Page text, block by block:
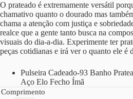
O prateado é extremamente versátil
chamativo quanto o dourado mas
chama a atenção com justiça e
realce que a gente tanto busca na
visuais do dia-a-dia. Experimente ter
peças cotidianas e irá ver o quanto ele é
Pulseira Cadeado-93 Banho
Aço Elo Fecho Ímã
Comprimento